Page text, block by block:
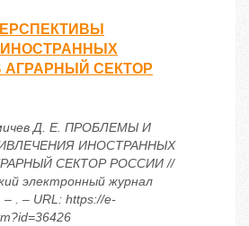
АГРАРНЫЙ СЕКТОР
Д. Е. ПРОБЛЕМЫ И
ИНОСТРАННЫХ
СЕКТОР РОССИИ //
электронный журнал
. – URL: https://e-